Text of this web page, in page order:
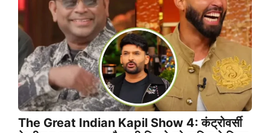
The Great Indian Kapil Show 4: कंट्रोवर्सी